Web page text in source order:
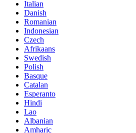
Italian
Danish
Romanian
Indonesian
Czech
Afrikaans
Swedish
Polish
Basque
Catalan
Esperanto
Hindi
Lao
Albanian
Amharic